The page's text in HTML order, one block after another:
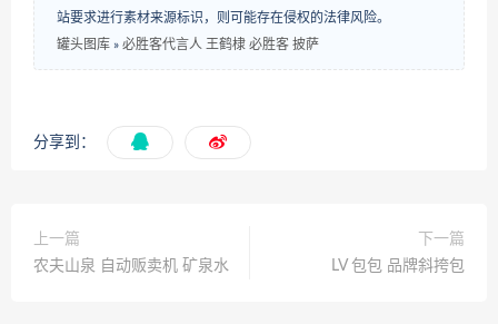
站要求进行素材来源标识，则可能存在侵权的法律风险。
罐头图库 » 必胜客代言人 王鹤棣 必胜客 披萨
分享到：
上一篇
农夫山泉 自动贩卖机 矿泉水
下一篇
LV 包包 品牌斜挎包